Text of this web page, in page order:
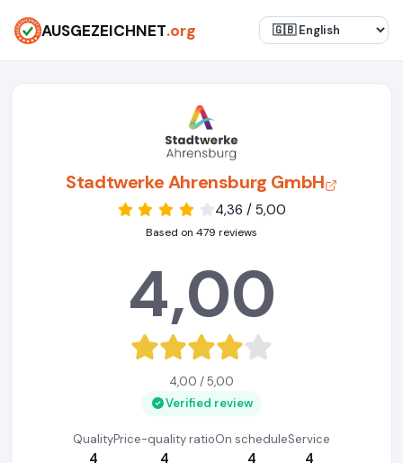
AUSGEZEICHNET.org
Stadtwerke Ahrensburg GmbH
4,36 / 5,00
Based on 479 reviews
4,00
4,00 / 5,00
Verified review
Quality
4
Price-quality ratio
4
On schedule
4
Service
4